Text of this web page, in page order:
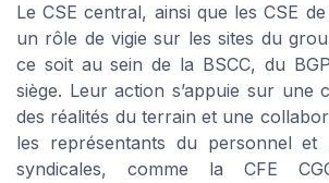
Le CSE central, ainsi que les CSE
un rôle de vigie sur les sites du
ce soit au sein de la BSCC, du
siège. Leur action s’appuie sur une
des réalités du terrain et une
les représentants du personnel et
syndicales, comme la CFE